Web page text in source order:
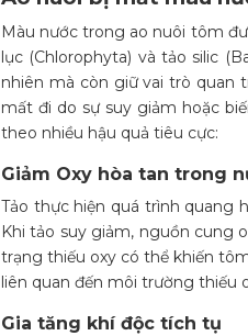
Màu nước trong ao nuôi tôm
lục (Chlorophyta) và tảo silic
nhiên mà còn giữ vai trò quan
mất đi do sự suy giảm hoặc
theo nhiều hậu quả tiêu cực:
Giảm Oxy hòa tan trong
Tảo thực hiện quá trình quang
Khi tảo suy giảm, nguồn cung
trạng thiếu oxy có thể khiến
liên quan đến môi trường thiếu
Gia tăng khí độc tích tụ